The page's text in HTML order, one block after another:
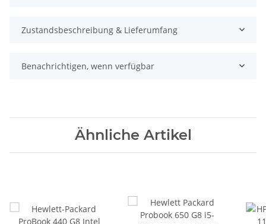
Zustandsbeschreibung & Lieferumfang
Benachrichtigen, wenn verfügbar
Ähnliche Artikel